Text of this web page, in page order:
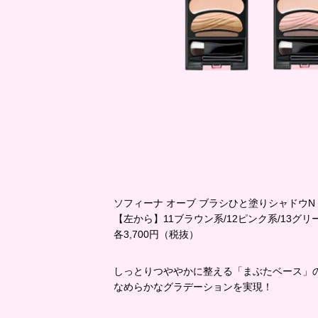
ソフィーナ オーブ ブラシひと塗りシャドウN
【左から】11ブラウン系/12ピンク系/13グリ
各3,700円（税抜）
しっとりつややかに整える「まぶたベース
なめらかなグラデーションを実現！